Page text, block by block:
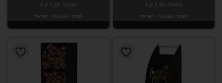
משקל: 1.25 ק"ג
מותג: Chunks, ישראל
משקל: 1.25 ק"ג
מותג: Chunks, ישראל